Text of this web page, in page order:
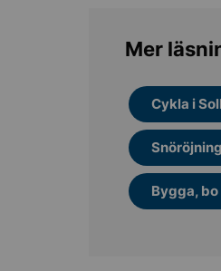
Mer
Cykla i
Bygga, bo